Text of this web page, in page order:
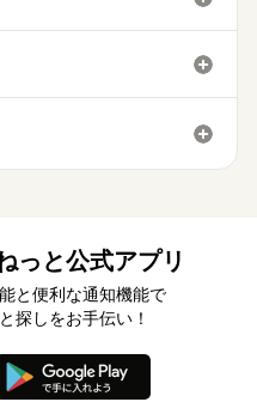
っと公式アプリ
と便利な通知機能で
探しをお手伝い！